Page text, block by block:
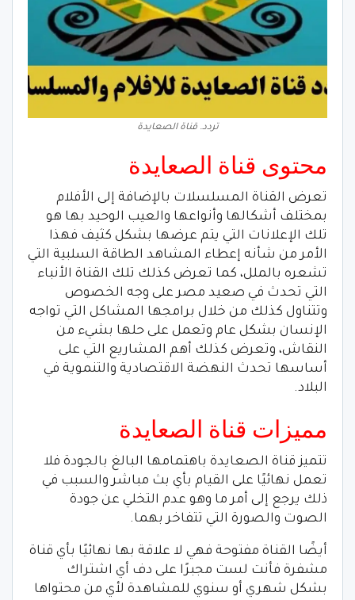
تردد. قناة الصعايدة
محتوى قناة الصعايدة
تعرض القناة المسلسلات بالإضافة إلى الأفلام
بمختلف أشكالها وأنواعها والعيب الوحيد بها هو
تلك الإعلانات التي يتم عرضها بشكل كثيف فهذا
الأمر من شأنه إعطاء المشاهد الطاقة السلبية التي
تشعره بالملل، كما تعرض كذلك تلك القناة الأنباء
التي تحدث في صعيد مصر على وجه الخصوص
وتتناول كذلك من خلال برامجها المشاكل التي تواجه
الإنسان بشكل عام وتعمل على حلها بشيء من
النقاش، وتعرض كذلك أهم المشاريع التي على
أساسها تحدث النهضة الاقتصادية والتنموية في
البلاد.
مميزات قناة الصعايدة
تتميز قناة الصعايدة باهتمامها البالغ بالجودة فلا
تعمل نهائيًا على القيام بأي بث مباشر والسبب في
ذلك يرجع إلى أمر ما وهو عدم التخلي عن جودة
الصوت والصورة التي تتفاخر بهما.
أيضًا القناة مفتوحة فهي لا علاقة بها نهائيًا بأي قناة
مشفرة فأنت لست مجبرًا على دف أي اشتراك
بشكل شهري أو سنوي للمشاهدة لأي من محتواها